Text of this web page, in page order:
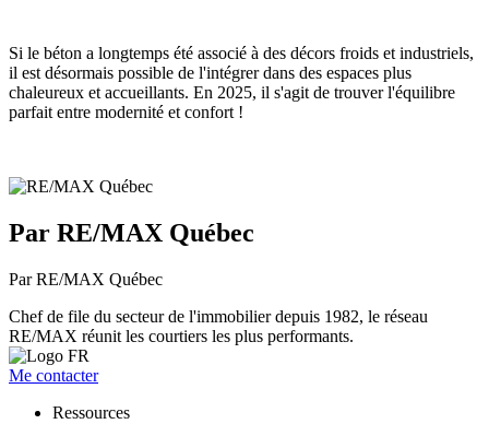
Si le béton a longtemps été associé à des décors froids et industriels,
il est désormais possible de l'intégrer dans des espaces plus
chaleureux et accueillants. En 2025, il s'agit de trouver l'équilibre
parfait entre modernité et confort !
Par RE/MAX Québec
Par RE/MAX Québec
Chef de file du secteur de l'immobilier depuis 1982, le réseau
RE/MAX réunit les courtiers les plus performants.
Me contacter
Ressources